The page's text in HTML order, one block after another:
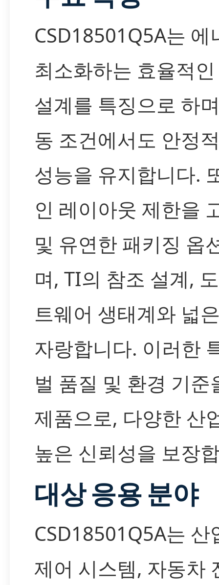
CSD18501Q5A는 에
최소화하는 효율적
설계를 특징으로 하
동 조건에서도 안정
성능을 유지합니다.
인 레이아웃 제한을
및 유연한 패키징 옵
며, TI의 참조 설계,
트웨어 생태계와 넓
자랑합니다. 이러한
벌 품질 및 환경 기준
제품으로, 다양한 산
높은 신뢰성을 보장
대상 응용 분야
CSD18501Q5A는 산
제어 시스템, 자동차